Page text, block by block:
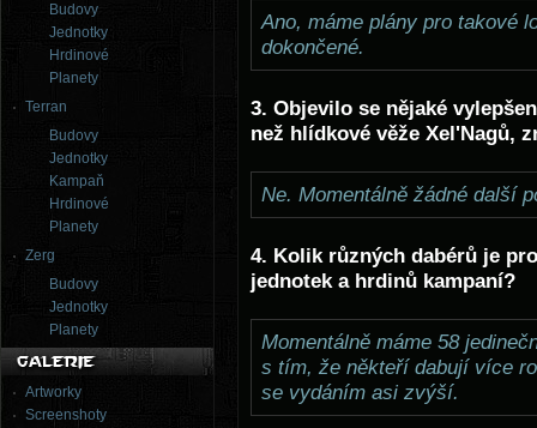
Budovy
Jednotky
Hrdinové
Planety
Terran
Budovy
Jednotky
Kampaň
Hrdinové
Planety
Zerg
Budovy
Jednotky
Planety
Artworky
Screenshoty
Ano, máme plány pro takové
dokončené.
3. Objevilo se nějaké
než hlídkové věže Xel'Nagů,
Ne. Momentálně žádné další
4. Kolik různých dabérů je
jednotek a hrdinů kampaní?
Momentálně máme 58
s tím, že někteří dabují více
se vydáním asi zvýší.